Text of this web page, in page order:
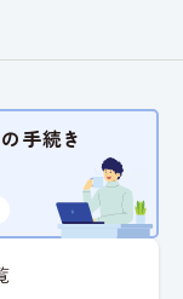
手続き